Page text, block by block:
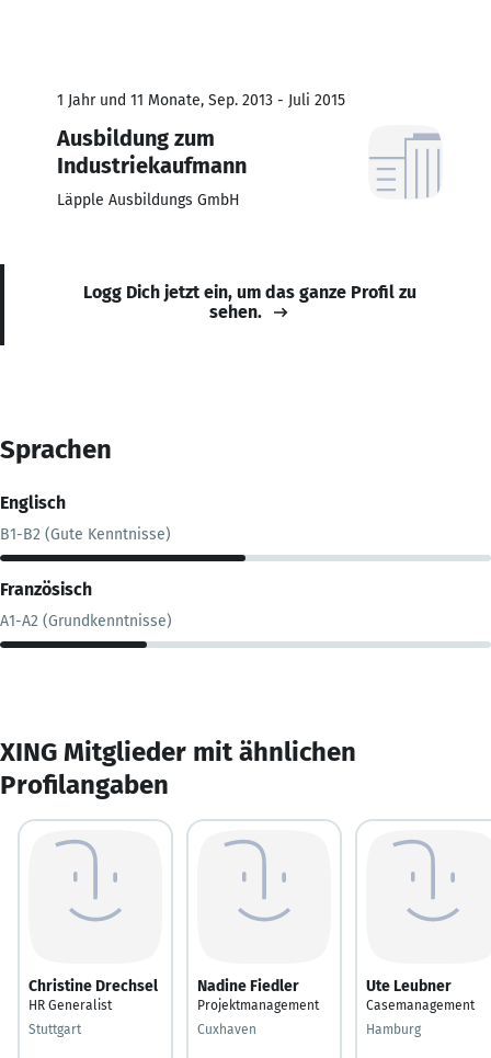
1 Jahr und 11 Monate, Sep. 2013 - Juli 2015
Ausbildung zum
Industriekaufmann
Läpple Ausbildungs GmbH
Logg Dich jetzt ein, um das ganze Profil zu
sehen.
Sprachen
Englisch
B1-B2 (Gute Kenntnisse)
Französisch
A1-A2 (Grundkenntnisse)
XING Mitglieder mit ähnlichen
Profilangaben
Christine Drechsel
HR Generalist
Stuttgart
Nadine Fiedler
Projektmanagement
Cuxhaven
Ute Leubner
Casemanagement
Hamburg